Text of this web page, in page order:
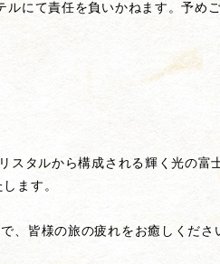
にて責任を負いかねます。予めご
スタルから構成される輝く光の富
ます。
、皆様の旅の疲れをお癒しくださ